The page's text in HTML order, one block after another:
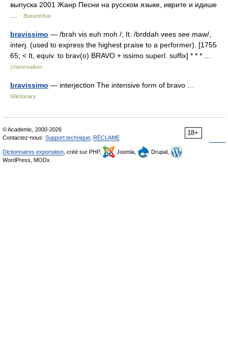
выпуска 2001 Жанр Песни на русском языке, иврите и идише
Википедия
bravissimo — /brah vis euh moh /; It. /brddah vees see maw/,
interj. (used to express the highest praise to a performer). [1755
65; < It, equiv. to brav(o) BRAVO + issimo superl. suffix] * * * …
Universalium
bravissimo — interjection The intensive form of bravo …
Wiktionary
18+
© Academic, 2000-2026
Contactez-nous: Support technique RÉCLAME
Dictionnaires exportation , créé sur PHP, Joomla,
Drupal,
WordPress, MODx.